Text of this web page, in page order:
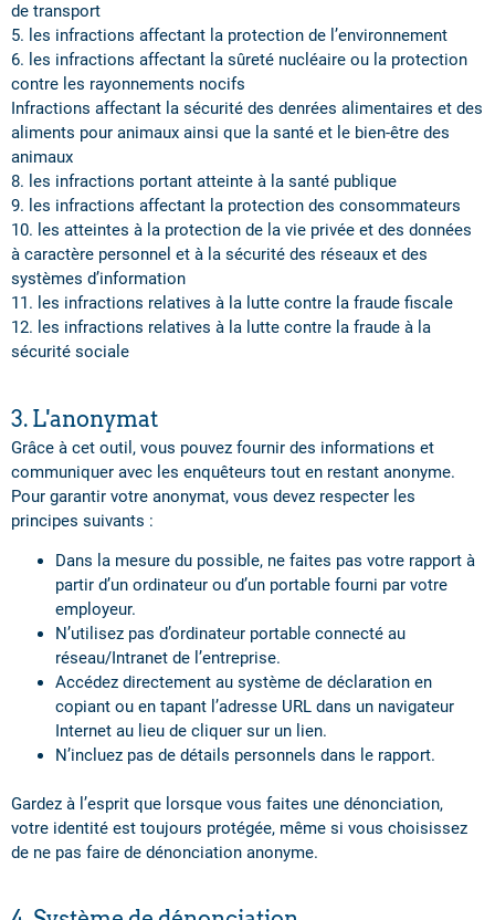
de transport
5. les infractions affectant la protection de l’environnement
6. les infractions affectant la sûreté nucléaire ou la protection
contre les rayonnements nocifs
Infractions affectant la sécurité des denrées alimentaires et des
aliments pour animaux ainsi que la santé et le bien-être des
animaux
8. les infractions portant atteinte à la santé publique
9. les infractions affectant la protection des consommateurs
10. les atteintes à la protection de la vie privée et des données
à caractère personnel et à la sécurité des réseaux et des
systèmes d’information
11. les infractions relatives à la lutte contre la fraude fiscale
12. les infractions relatives à la lutte contre la fraude à la
sécurité sociale
3. L'anonymat
Grâce à cet outil, vous pouvez fournir des informations et
communiquer avec les enquêteurs tout en restant anonyme.
Pour garantir votre anonymat, vous devez respecter les
principes suivants :
Dans la mesure du possible, ne faites pas votre rapport à
partir d’un ordinateur ou d’un portable fourni par votre
employeur.
N’utilisez pas d’ordinateur portable connecté au
réseau/Intranet de l’entreprise.
Accédez directement au système de déclaration en
copiant ou en tapant l’adresse URL dans un navigateur
Internet au lieu de cliquer sur un lien.
N’incluez pas de détails personnels dans le rapport.
Gardez à l’esprit que lorsque vous faites une dénonciation,
votre identité est toujours protégée, même si vous choisissez
de ne pas faire de dénonciation anonyme.